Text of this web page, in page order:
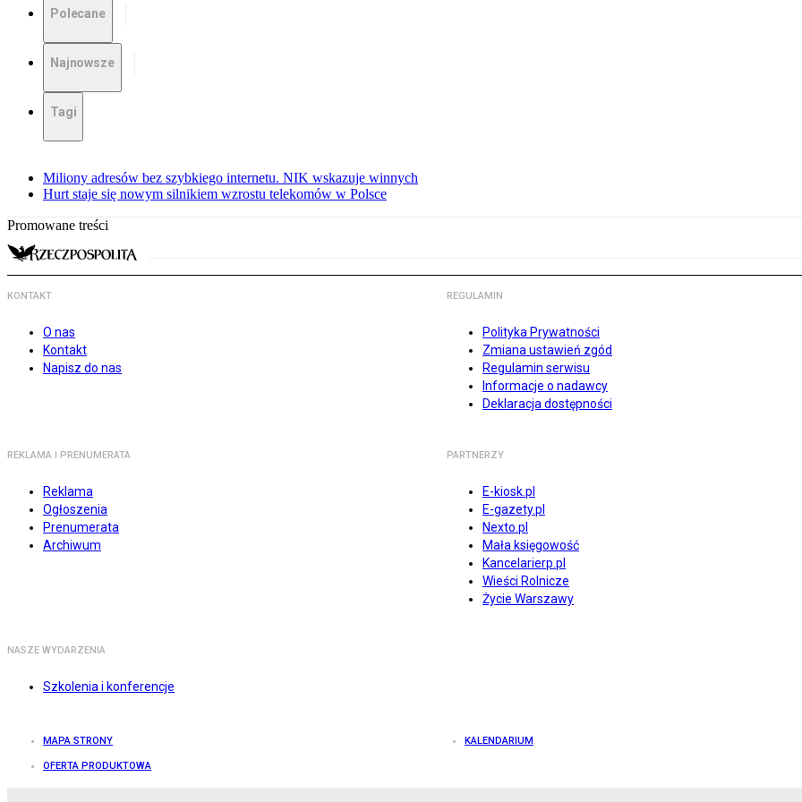
Polecane
Najnowsze
Tagi
Miliony adresów bez szybkiego internetu. NIK wskazuje winnych
Hurt staje się nowym silnikiem wzrostu telekomów w Polsce
Promowane treści
KONTAKT
O nas
Kontakt
Napisz do nas
REGULAMIN
Polityka Prywatności
Zmiana ustawień zgód
Regulamin serwisu
Informacje o nadawcy
Deklaracja dostępności
REKLAMA I PRENUMERATA
Reklama
Ogłoszenia
Prenumerata
Archiwum
PARTNERZY
E-kiosk.pl
E-gazety.pl
Nexto.pl
Mała księgowość
Kancelarierp.pl
Wieści Rolnicze
Życie Warszawy
NASZE WYDARZENIA
Szkolenia i konferencje
MAPA STRONY KALENDARIUM
OFERTA PRODUKTOWA